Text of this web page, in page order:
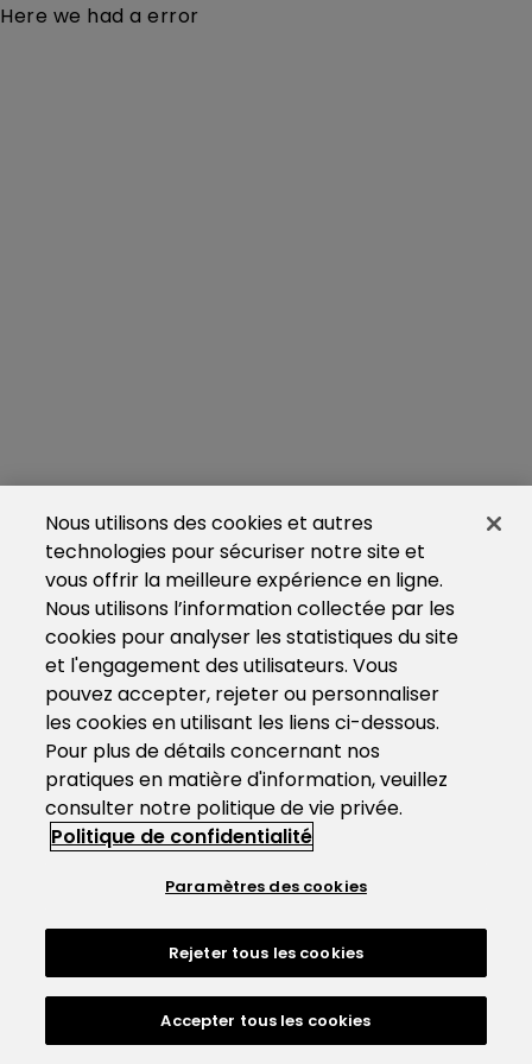
Here we had a error
Nous utilisons des cookies et autres
technologies pour sécuriser notre site et
vous offrir la meilleure expérience en ligne.
Nous utilisons l’information collectée par les
cookies pour analyser les statistiques du site
et l'engagement des utilisateurs. Vous
pouvez accepter, rejeter ou personnaliser
les cookies en utilisant les liens ci-dessous.
Pour plus de détails concernant nos
pratiques en matière d'information, veuillez
consulter notre politique de vie privée.
Politique de confidentialité
Paramètres des cookies
Rejeter tous les cookies
Accepter tous les cookies